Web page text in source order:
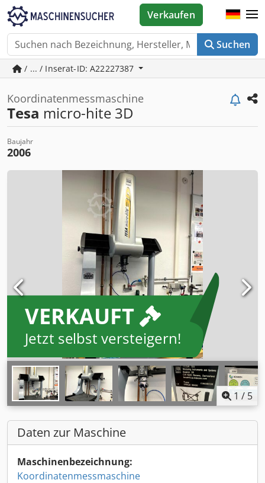
Suchen
Verkaufen
/ ... / Inserat-ID: A22227387
Koordinatenmessmaschine
Tesa micro-hite 3D
Baujahr
2006
VERKAUFT
Jetzt selbst versteigern!
1 / 5
Daten zur Maschine
Maschinenbezeichnung:
Koordinatenmessmaschine